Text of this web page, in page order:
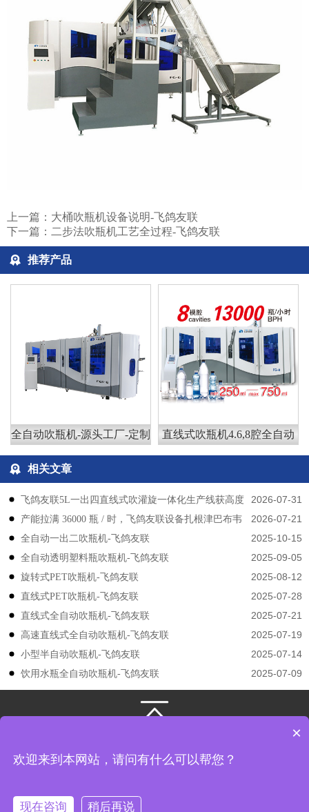
上一篇： 大桶吹瓶机设备说明-飞鸽友联
下一篇： 二步法吹瓶机工艺全过程-飞鸽友联
推荐产品
全自动吹瓶机-源头工厂-定制 直线式吹瓶机4.6,8腔全自动
相关文章
2026-07-31
飞鸽友联5L一出四直线式吹灌旋一体化生产线获高度
认可
2026-07-21
产能拉满 36000 瓶 / 时，飞鸽友联设备扎根津巴布韦
2025-10-15
​​全自动一出二吹瓶机-飞鸽友联
2025-09-05
全自动透明塑料瓶吹瓶机-飞鸽友联
2025-08-12
旋转式PET吹瓶机-飞鸽友联
2025-07-28
直线式PET吹瓶机-飞鸽友联
2025-07-21
直线式全自动吹瓶机-飞鸽友联
2025-07-19
高速直线式全自动吹瓶机-飞鸽友联
2025-07-14
小型半自动吹瓶机-飞鸽友联
2025-07-09
饮用水瓶全自动吹瓶机-飞鸽友联
江苏飞鸽友联机械股份有限公司
版权所有
地址： 江苏省张家港市凤凰镇韩国工业园飞翔路8号
×
欢迎来到本网站，请问有什么可以帮您？
现在咨询 稍后再说